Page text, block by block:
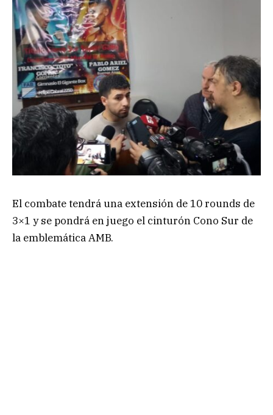
El combate tendrá una extensión de 10 rounds de
3×1 y se pondrá en juego el cinturón Cono Sur de
la emblemática AMB.